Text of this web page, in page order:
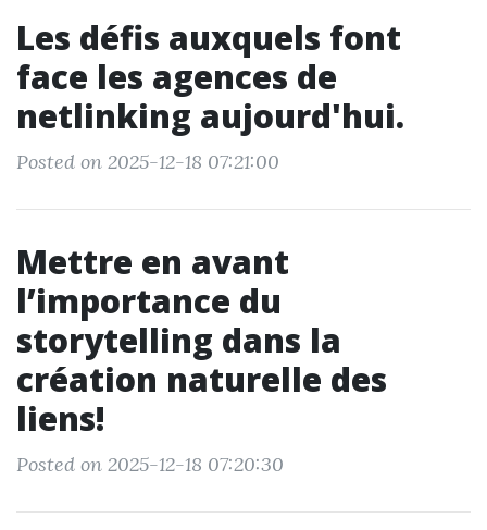
Les défis auxquels font
face les agences de
netlinking aujourd'hui.
Posted on 2025-12-18 07:21:00
Mettre en avant
l’importance du
storytelling dans la
création naturelle des
liens!
Posted on 2025-12-18 07:20:30